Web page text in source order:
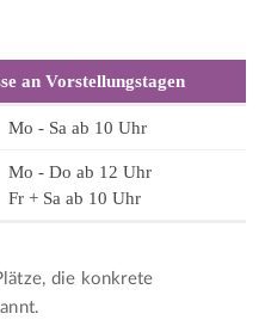
an Vorstellungstagen
Mo - Sa ab 10 Uhr
Mo - Do ab 12 Uhr
Fr + Sa ab 10 Uhr
die konkrete